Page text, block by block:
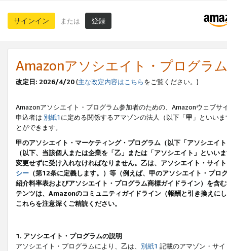
サインイン または 登録
Amazonアソシエイト・プログラ
改定日: 2026/4/20(主な改定内容はこちらをご覧ください。)
Amazonアソシエイト・プログラム参加者のための、Amazonウェブサ
申込者は 別紙1 に定める関係するアマゾンの法人（以下「甲 」といい
とができます。
甲のアソシエイト・マーケティング・プログラム（以下「アソシエイ
（以下、当該個人または企業を「乙」または「アソシエイト」とい
変更せずに受け入れなければなりません。乙は、アソシエイト・サイ
シー （第12条に定義します。）等（例えば、甲のアソシエイト・プ
紹介料率表およびアソシエイト・プログラム商標ガイドライン）を
テンツは、Amazonのコミュニティガイドライン（報酬と引き換えに
これらを注意深くご精読ください。
1. アソシエイト・プログラムの説明
アソシエイト・プログラムにより、乙は、 別紙1 記載のアマゾン・サ